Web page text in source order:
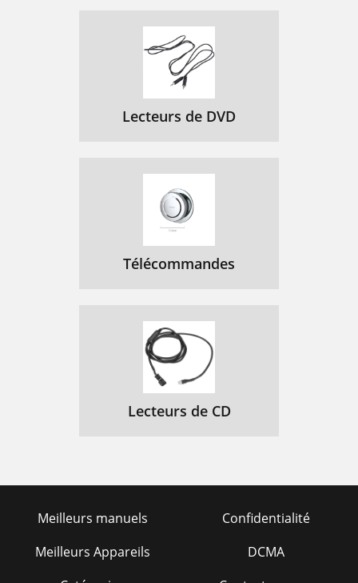
Lecteurs de DVD
Télécommandes
Lecteurs de CD
Meilleurs manuels
Meilleurs Appareils
Confidentialité
DCMA